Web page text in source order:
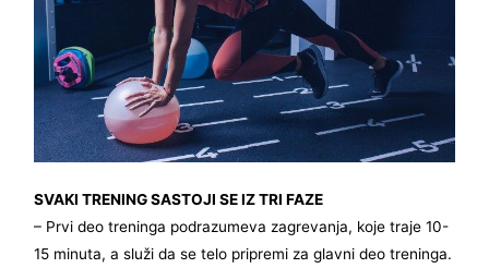
SVAKI TRENING SASTOJI SE IZ TRI FAZE
– Prvi deo treninga podrazumeva zagrevanja, koje traje 10-
15 minuta, a služi da se telo pripremi za glavni deo treninga.